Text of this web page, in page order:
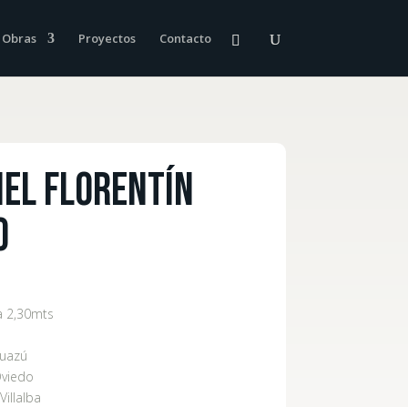
Obras Proyectos Contacto
Florentín
2,30mts